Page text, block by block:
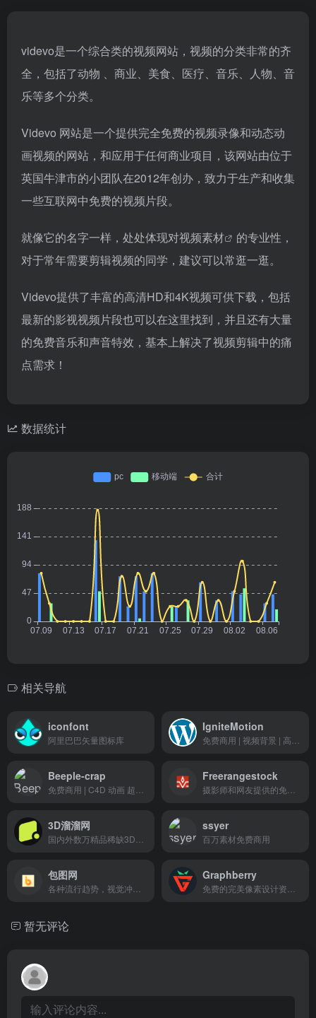
videvo是一个综合类的视频网站，视频的分类非常的齐
全，包括了动物 、商业、美食、医疗、音乐、人物、音
乐等多个分类。
Videvo 网站是一个提供完全免费的视频录像和动态动
画视频的网站，和应用于任何商业项目，该网站由位于
英国牛津市的小团队在2012年创办，致力于生产和收集
一些互联网中免费的视频片段。
就像它的名字一样，处处体现对视频素材
的专业性，
对于常年需要剪辑视频的同学，建议可以常逛一逛。
Videvo提供了丰富的高清HD和4K视频可供下载，包括
最新的影视视频片段也可以在这里找到，并且还有大量
的免费音乐和声音特效，基本上解决了视频剪辑中的痛
点需求！
数据统计
相关导航
iconfont
阿里巴巴矢量图标库
IgniteMotion
Beeple-crap Freerangestock
3D溜溜网 ssyer
百万素材免费商用
包图网 Graphberry
暂无评论